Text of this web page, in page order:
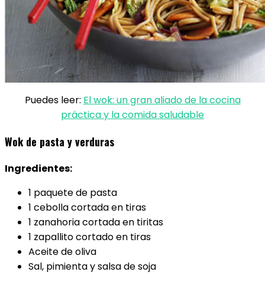
Puedes leer: El wok: un gran aliado de la cocina
práctica y la comida saludable
Wok de pasta y verduras
Ingredientes:
1 paquete de pasta
1 cebolla cortada en tiras
1 zanahoria cortada en tiritas
1 zapallito cortado en tiras
Aceite de oliva
Sal, pimienta y salsa de soja